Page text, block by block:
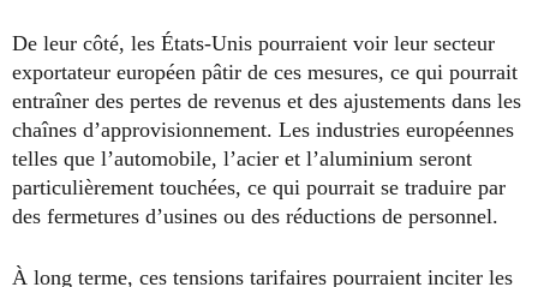
De leur côté, les États-Unis pourraient voir leur secteur
exportateur européen pâtir de ces mesures, ce qui pourrait
entraîner des pertes de revenus et des ajustements dans les
chaînes d’approvisionnement. Les industries européennes
telles que l’automobile, l’acier et l’aluminium seront
particulièrement touchées, ce qui pourrait se traduire par
des fermetures d’usines ou des réductions de personnel.
À long terme, ces tensions tarifaires pourraient inciter les